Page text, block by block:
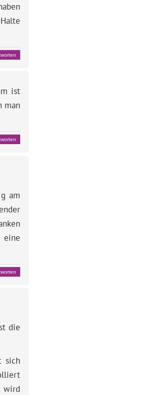
ist
man
am
eine
die
sich
wird